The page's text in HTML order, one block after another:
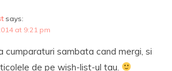
says:
at 9:21 pm
cumparaturi sambata cand mergi, si
de pe wish-list-ul tau.